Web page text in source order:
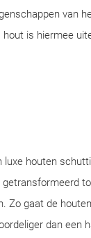
van
is hiermee
luxe houten
Zo gaat de
dan